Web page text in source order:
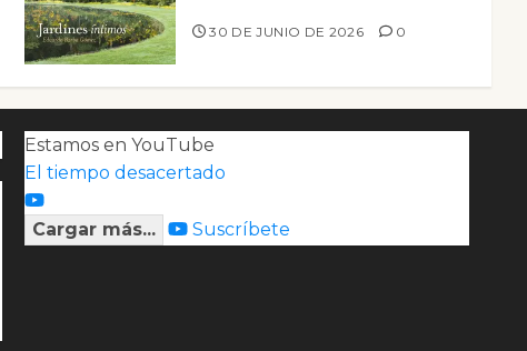
30 DE JUNIO DE 2026 0
Estamos en YouTube
El tiempo desacertado
Cargar más... Suscríbete